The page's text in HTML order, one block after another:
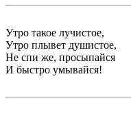
Утро такое лучистое,
Утро плывет душистое,
Не спи же, просыпайся
И быстро умывайся!